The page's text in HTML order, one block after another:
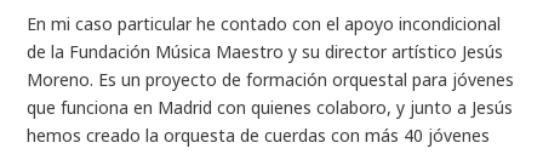
En mi caso particular he contado con el apoyo incondicional
de la Fundación Música Maestro y su director artístico Jesús
Moreno. Es un proyecto de formación orquestal para jóvenes
que funciona en Madrid con quienes colaboro, y junto a Jesús
hemos creado la orquesta de cuerdas con más 40 jóvenes